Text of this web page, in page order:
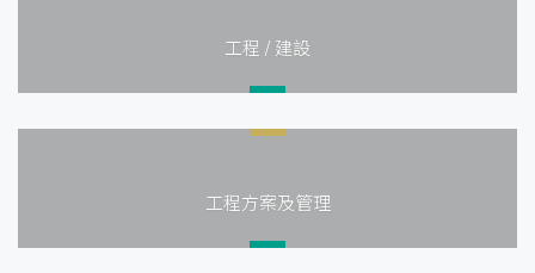
工程 / 建設
工程方案及管理